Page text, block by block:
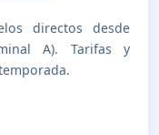
directos desde
A). Tarifas y